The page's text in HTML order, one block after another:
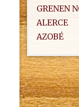
GRENEN
ALERCE
AZOBÉ